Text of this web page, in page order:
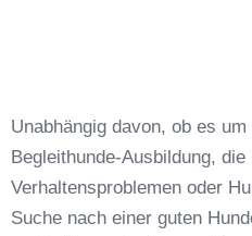
Unabhängig davon, ob es
Begleithunde-Ausbildung,
Verhaltensproblemen oder
Suche nach einer guten